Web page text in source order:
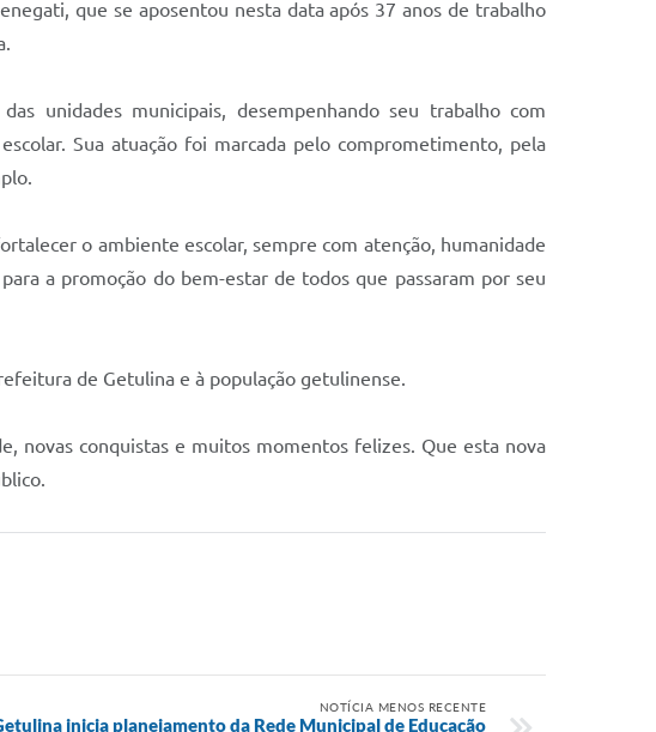
que se aposentou nesta data após 37 anos de trabalho
unidades municipais, desempenhando seu trabalho com
Sua atuação foi marcada pelo comprometimento, pela
o ambiente escolar, sempre com atenção, humanidade
a promoção do bem-estar de todos que passaram por seu
de Getulina e à população getulinense.
novas conquistas e muitos momentos felizes. Que esta nova
NOTÍCIA MENOS RECENTE
inicia planejamento da Rede Municipal de Educação